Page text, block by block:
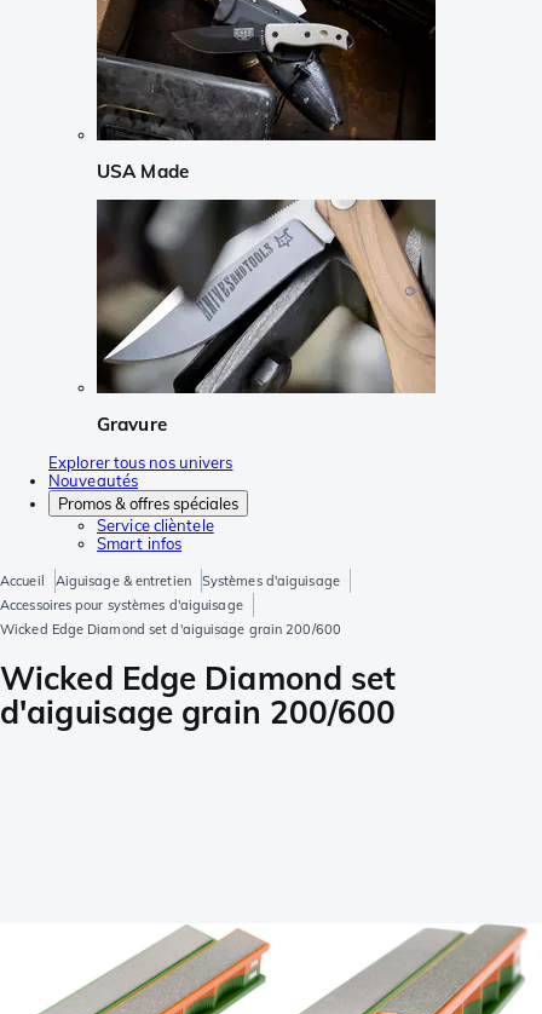
USA Made
Gravure
Explorer tous nos univers
Nouveautés
Promos & offres spéciales
Service clièntele
Smart infos
Accueil Aiguisage & entretien
Systèmes d'aiguisage
Accessoires pour systèmes d'aiguisage
Wicked Edge Diamond set d'aiguisage grain 200/600
Wicked Edge Diamond set
d'aiguisage grain 200/600